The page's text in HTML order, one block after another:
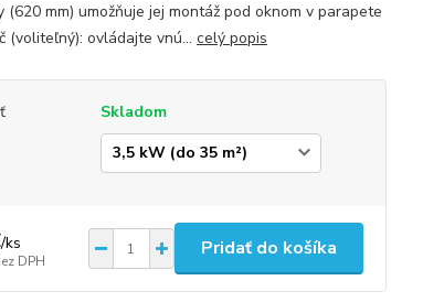
(620 mm) umožňuje jej montáž pod oknom v parapete
(voliteľný): ovládajte vnú... celý popis
Skladom
/ks
DPH
Pridať do košíka